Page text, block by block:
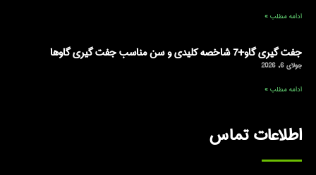
ادامه مطلب »
جفت گیری گاو+7 شاخصه کلیدی و سن مناسب جفت گیری گاوها
جولای 6, 2026
ادامه مطلب »
اطلاعات تماس